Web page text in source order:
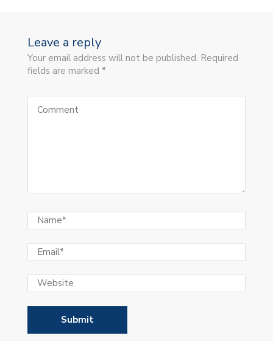
Leave a reply
Your email address will not be published. Required
fields are marked *